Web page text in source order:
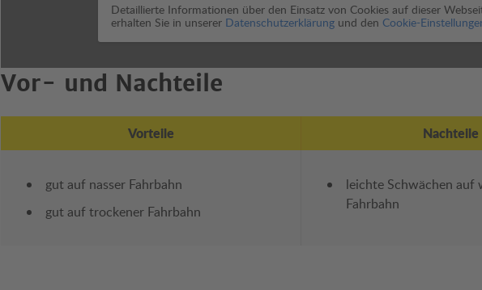
Detaillierte Informationen über den Einsatz von Cookies auf dieser
erhalten Sie in unserer Datenschutzerklärung und den Cookie-
Vor- und Nachteile
Vorteile Nachteile
gut auf nasser Fahrbahn
gut auf trockener Fahrbahn
leichte Schwächen auf
Fahrbahn